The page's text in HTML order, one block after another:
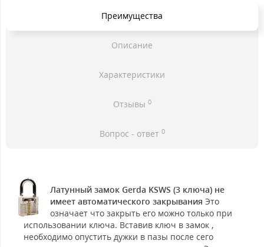
Преимущества
Описание
Характеристики
Отзывы 0
Вопрос - ответ 0
Латунный замок Gerda KSWS (3 ключа) не
имеет автоматического закрывания Это
означает что закрыть его можно только при
использовании ключа. Вставив ключ в замок ,
необходимо опустить дужки в пазы после сего